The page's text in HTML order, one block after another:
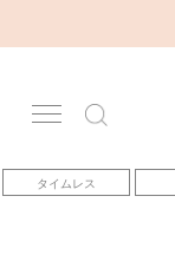
タイムレス
アカウント
アイテム